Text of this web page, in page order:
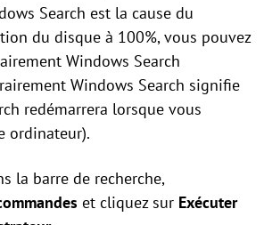
Search est la cause du
du disque à 100%, vous pouvez
Windows Search
Windows Search signifie
redémarrera lorsque vous
ordinateur).
la barre de recherche,
et cliquez sur Exécuter